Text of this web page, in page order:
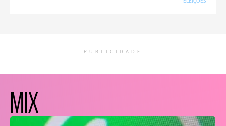
PUBLICIDADE
MIX